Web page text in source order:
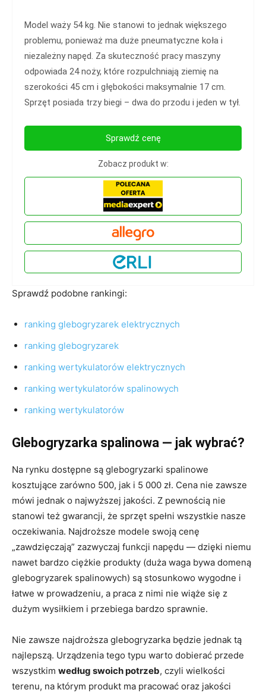
Model waży 54 kg. Nie stanowi to jednak większego
problemu, ponieważ ma duże pneumatyczne koła i
niezależny napęd. Za skuteczność pracy maszyny
odpowiada 24 noży, które rozpulchniają ziemię na
szerokości 45 cm i głębokości maksymalnie 17 cm.
Sprzęt posiada trzy biegi – dwa do przodu i jeden w tył.
Sprawdź cenę
Zobacz produkt w:
Sprawdź podobne rankingi:
ranking glebogryzarek elektrycznych
ranking glebogryzarek
ranking wertykulatorów elektrycznych
ranking wertykulatorów spalinowych
ranking wertykulatorów
Glebogryzarka spalinowa — jak wybrać?
Na rynku dostępne są glebogryzarki spalinowe
kosztujące zarówno 500, jak i 5 000 zł. Cena nie zawsze
mówi jednak o najwyższej jakości. Z pewnością nie
stanowi też gwarancji, że sprzęt spełni wszystkie nasze
oczekiwania. Najdroższe modele swoją cenę
„zawdzięczają” zazwyczaj funkcji napędu — dzięki niemu
nawet bardzo ciężkie produkty (duża waga bywa domeną
glebogryzarek spalinowych) są stosunkowo wygodne i
łatwe w prowadzeniu, a praca z nimi nie wiąże się z
dużym wysiłkiem i przebiega bardzo sprawnie.
Nie zawsze najdroższa glebogryzarka będzie jednak tą
najlepszą. Urządzenia tego typu warto dobierać przede
wszystkim według swoich potrzeb, czyli wielkości
terenu, na którym produkt ma pracować oraz jakości